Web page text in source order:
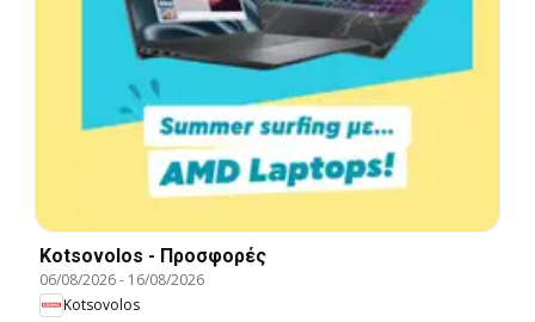
Kotsovolos - Προσφορές
06/08/2026- 16/08/2026
Kotsovolos